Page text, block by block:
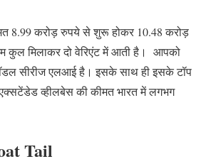
8.99 करोड़ रुपये से शुरू होकर 10.48 करोड़
कुल मिलाकर दो वेरिएंट में आती है। आपको
सीरीज एलआई है। इसके साथ ही इसके टॉप
व्हीलबेस की कीमत भारत में लगभग
Tail